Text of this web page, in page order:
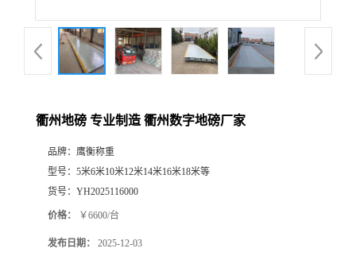
衢州地磅 专业制造 衢州数字地磅厂家
品牌： 鹰衡称重
型号： 5米6米10米12米14米16米18米等
货号： YH2025116000
价格： ￥6600/台
发布日期： 2025-12-03